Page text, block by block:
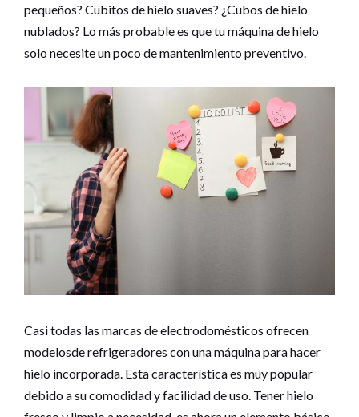
pequeños? Cubitos de hielo suaves? ¿Cubos de hielo
nublados? Lo más probable es que tu máquina de hielo
solo necesite un poco de mantenimiento preventivo.
Casi todas las marcas de electrodomésticos ofrecen
modelosde refrigeradores con una máquina para hacer
hielo incorporada. Esta característica es muy popular
debido a su comodidad y facilidad de uso. Tener hielo